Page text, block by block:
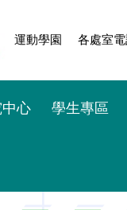
心 學生專區
運動學園 各處室